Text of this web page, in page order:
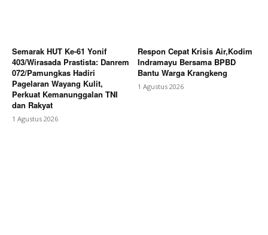
Semarak HUT Ke-61 Yonif
403/Wirasada Prastista: Danrem
072/Pamungkas Hadiri
Pagelaran Wayang Kulit,
Perkuat Kemanunggalan TNI
dan Rakyat
1 Agustus 2026
Respon Cepat Krisis Air,Kodim
Indramayu Bersama BPBD
Bantu Warga Krangkeng
1 Agustus 2026